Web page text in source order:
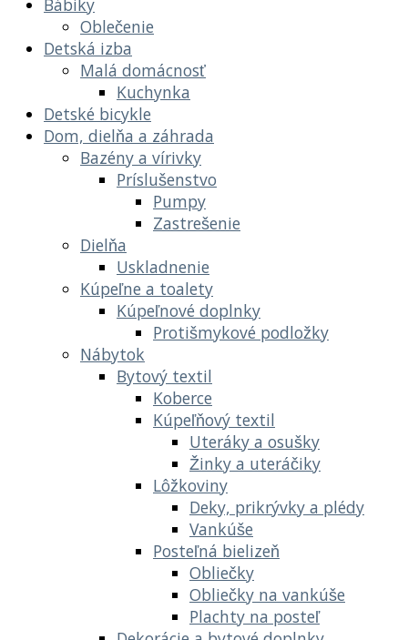
Bábiky
Oblečenie
Detská izba
Malá domácnosť
Kuchynka
Detské bicykle
Dom, dielňa a záhrada
Bazény a vírivky
Príslušenstvo
Pumpy
Zastrešenie
Dielňa
Uskladnenie
Kúpeľne a toalety
Kúpeľnové doplnky
Protišmykové podložky
Nábytok
Bytový textil
Koberce
Kúpeľňový textil
Uteráky a osušky
Žinky a uteráčiky
Lôžkoviny
Deky, prikrývky a plédy
Vankúše
Posteľná bielizeň
Obliečky
Obliečky na vankúše
Plachty na posteľ